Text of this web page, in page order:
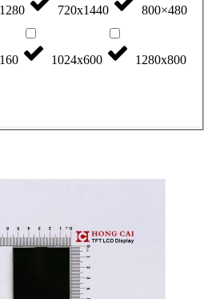
720x1440 800×480
1024x600 1280x800